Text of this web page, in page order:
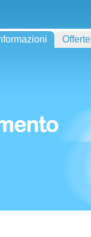
Offerte